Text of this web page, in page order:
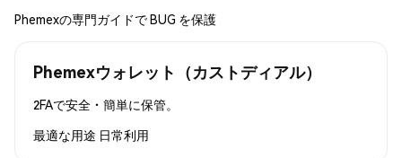
Phemexの専門ガイドで BUG を保護
Phemexウォレット（カストディアル）
2FAで安全・簡単に保管。
最適な用途 日常利用